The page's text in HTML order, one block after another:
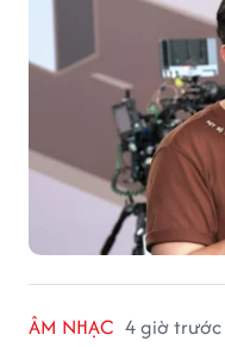
ÂM NHẠC 4 giờ trước